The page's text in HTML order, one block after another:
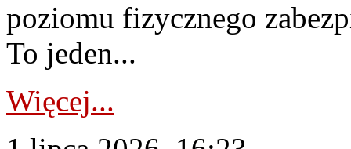
poziomu fizycznego
To jeden...
Więcej...